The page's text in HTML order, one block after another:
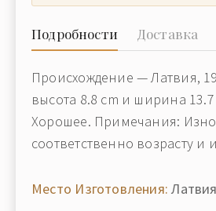
Подробности Доставка
Происхождение — Латвия,
высота 8.8 cm и ширина
Хорошее. Примечания:
соответственно возрасту
Место Изготовления: Латвия